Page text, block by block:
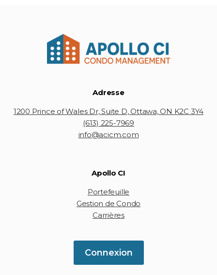
Adresse
1200 Prince of Wales Dr, Suite D, Ottawa, ON K2C 3Y4
(613) 225-7969
info@acicm.com
Apollo CI
Portefeuille
Gestion de Condo
Carrières
Connexion